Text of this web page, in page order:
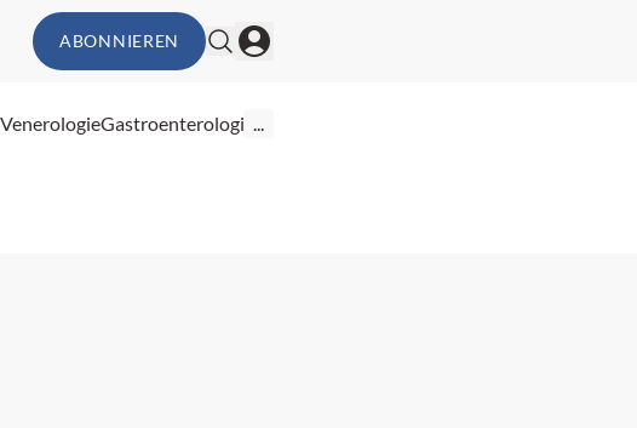
ABONNIEREN
Gastroenterologie...